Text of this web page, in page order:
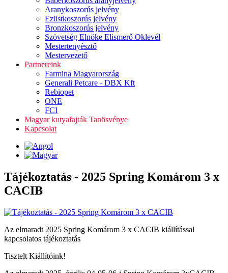
Aranykoszorús jelvény
Ezüstkoszorús jelvény
Bronzkoszorús jelvény
Szövetség Elnöke Elismerő Oklevél
Mestertenyésztő
Mestervezető
Partnereink
Farmina Magyarország
Generali Petcare - DBX Kft
Rebiopet
ONE
FCI
Magyar kutyafajták Tanösvénye
Kapcsolat
Tájékoztatás - 2025 Spring Komárom 3 x
CACIB
Az elmaradt 2025 Spring Komárom 3 x CACIB kiállítással
kapcsolatos tájékoztatás
Tisztelt Kiállítóink!